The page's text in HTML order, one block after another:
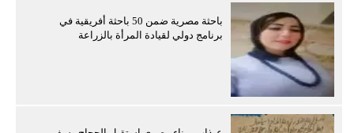
باحثة مصرية ضمن 50 باحثة أفريقية في
برنامج دولي لقيادة المرأة بالزراعة